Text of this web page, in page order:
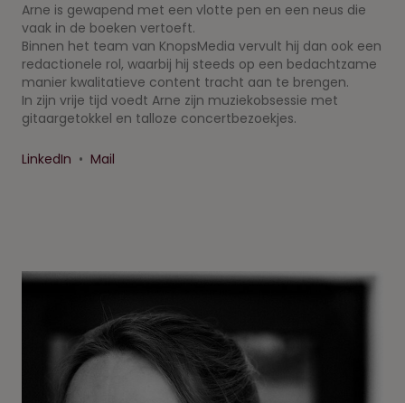
Arne is gewapend met een vlotte pen en een neus die
vaak in de boeken vertoeft.
Binnen het team van KnopsMedia vervult hij dan ook een
redactionele rol, waarbij hij steeds op een bedachtzame
manier kwalitatieve content tracht aan te brengen.
In zijn vrije tijd voedt Arne zijn muziekobsessie met
gitaargetokkel en talloze concertbezoekjes.
LinkedIn • Mail